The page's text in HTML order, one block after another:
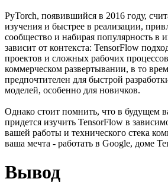
PyTorch, появившийся в 2016 году,
изучения и быстрее в реализации,
сообщество и набирая популярность в
зависит от контекста: TensorFlow
проектов и сложных рабочих
коммерческом развертывании, в то
предпочтителен для быстрой
моделей, особенно для новичков.
Однако стоит помнить, что в будущем
придется изучить TensorFlow в
вашей работы и технического стека
ваша мечта - работать в Google, доме
Вывод